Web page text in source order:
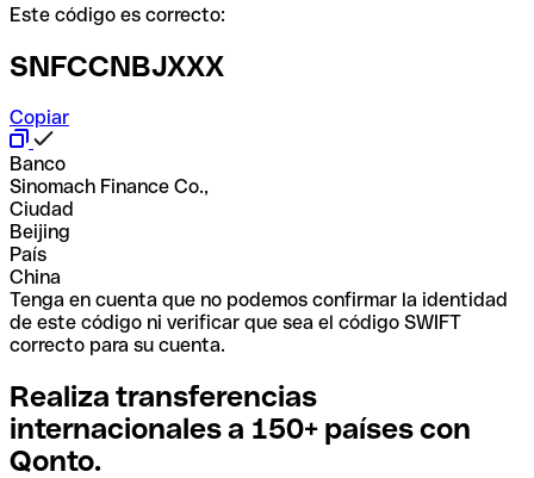
Este código es correcto:
SNFCCNBJXXX
Copiar
Banco
Sinomach Finance Co.,
Ciudad
Beijing
País
China
Tenga en cuenta que no podemos confirmar la identidad
de este código ni verificar que sea el código SWIFT
correcto para su cuenta.
Realiza transferencias
internacionales a 150+ países con
Qonto.